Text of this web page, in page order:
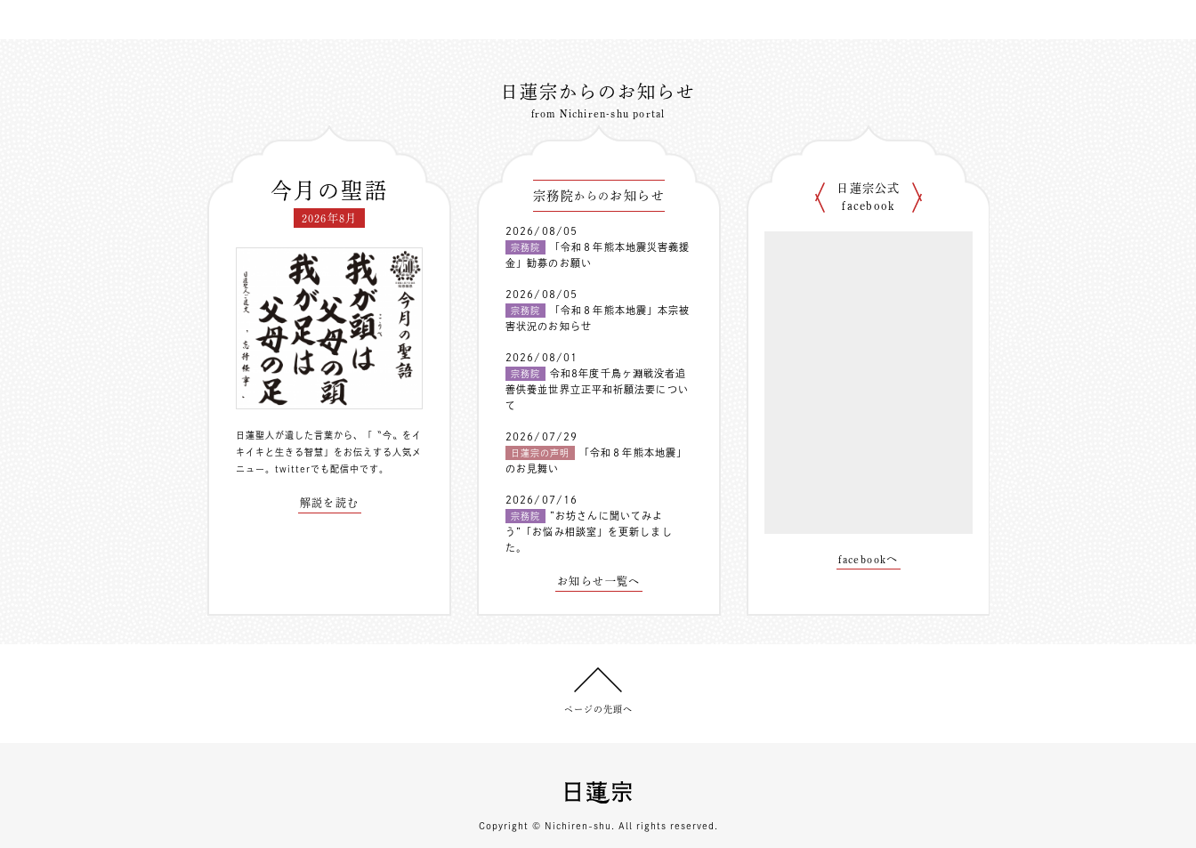
日蓮宗からのお知らせ
from Nichiren-shu portal
今月の聖語
2026年8月
日蓮聖人が遺した言葉から、「〝今〟をイ
キイキと生きる智慧」をお伝えする人気メ
ニュー。 twitterでも配信中 です。
解説を読む
宗務院からの お知らせ
2026/08/05
宗務院
「令和８年熊本地震災害義援
金」勧募のお願い
2026/08/05
宗務院
「令和８年熊本地震」本宗被
害状況のお知らせ
2026/08/01
宗務院
令和8年度千鳥ヶ淵戦没者追
善供養並世界立正平和祈願法要につい
て
2026/07/29
日蓮宗の声明
「令和８年熊本地震」
のお見舞い
2026/07/16
宗務院
”お坊さんに聞いてみよ
う”「お悩み相談室」を更新しまし
た。
お知らせ一覧へ
日蓮宗公式
facebook
facebookへ
ページの先頭へ
Copyright © Nichiren-shu. All rights reserved.